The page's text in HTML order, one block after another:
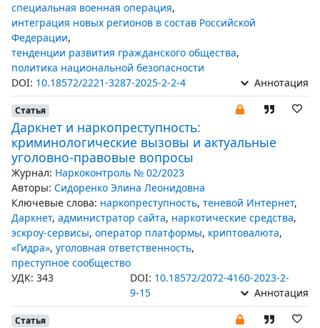
специальная военная операция,
интеграция новых регионов в состав Российской
Федерации,
тенденции развития гражданского общества,
политика национальной безопасности
DOI: 10.18572/2221-3287-2025-2-2-4 Аннотация
Статья
Даркнет и наркопреступность:
криминологические вызовы и актуальные
уголовно-правовые вопросы
Журнал: Наркоконтроль № 02/2023
Авторы: Сидоренко Элина Леонидовна
Ключевые слова: наркопреступность, теневой Интернет,
Даркнет, администратор сайта, наркотические средства,
эскроу-сервисы, оператор платформы, криптовалюта,
«Гидра», уголовная ответственность,
преступное сообщество
УДК: 343
DOI: 10.18572/2072-4160-2023-2-
9-15
Аннотация
Статья